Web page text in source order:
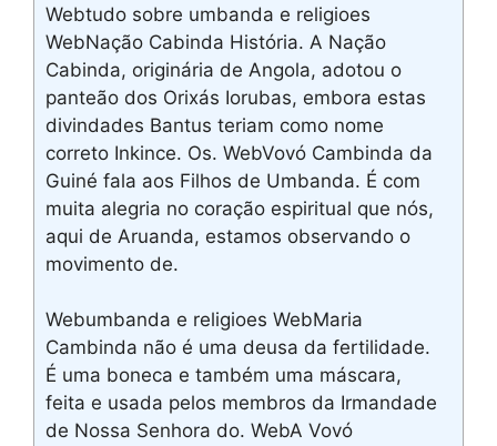
Webtudo sobre umbanda e religioes
WebNação Cabinda História. A Nação
Cabinda, originária de Angola, adotou o
panteão dos Orixás Iorubas, embora estas
divindades Bantus teriam como nome
correto Inkince. Os. WebVovó Cambinda da
Guiné fala aos Filhos de Umbanda. É com
muita alegria no coração espiritual que nós,
aqui de Aruanda, estamos observando o
movimento de.
Webumbanda e religioes WebMaria
Cambinda não é uma deusa da fertilidade.
É uma boneca e também uma máscara,
feita e usada pelos membros da Irmandade
de Nossa Senhora do. WebA Vovó